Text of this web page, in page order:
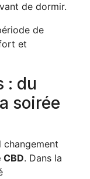
de dormir.
de
et
: du
soirée
changement
CBD. Dans la